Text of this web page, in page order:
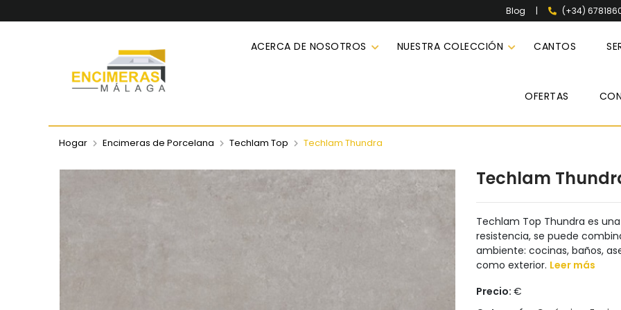
Blog | (+34)
ACERCA DE NOSOTROS NUESTRA COLECCIÓN CANTOS
OFERTAS
Hogar Encimeras de Porcelana Techlam Top Techlam Thundra
Techlam
Techlam Top Thundra es
resistencia, se puede
ambiente: cocinas, baños,
como exterior. Leer más
Precio: €